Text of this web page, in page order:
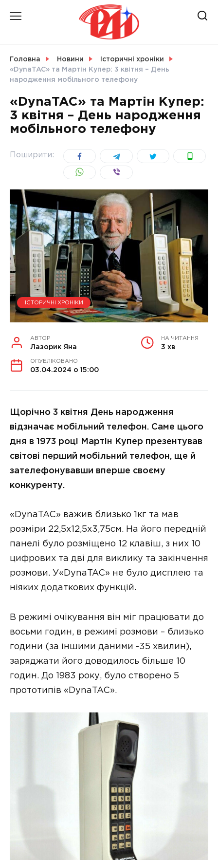
СВІТ
УКРАЇНА
Головна Новини
Історичні хроніки
«DynaTAC» та Мартін Купер: 3 квітня – День
народження мобільного телефону
«DynaTAC» та Мартін Купер:
3 квітня – День народження
мобільного телефону
Поширити:
ІСТОРИЧНІ ХРОНІКИ
АВТОР
Лазорик Яна
НА ЧИТАННЯ
3 хв
ОПУБЛІКОВАНО
03.04.2024 о 15:00
Щорічно 3 квітня День народження
відзначає мобільний телефон. Саме цього
дня в 1973 році Мартін Купер презентував
світові перший мобільний телефон, ще й
зателефонувавши вперше своєму
конкуренту.
«DynaTAC» важив близько 1кг та мав
розміри 22,5х12,5х3,75см. На його передній
панелі було розміщено 12 клавіш, з них 10
цифрових та дві для виклику та закінчення
розмови. У«DynaTAC» не було дисплею та
ніяких додаткових функцій.
В режимі очікування він міг працювати до
восьми годин, в режимі розмови – близько
години (за іншими даними -35 хвилин),
заряджати його доводилось більше 10
годин. До 1983 року, було створено 5
прототипів «DynaTAC».